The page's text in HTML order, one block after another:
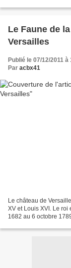
Le Faune de
Versailles
Publié le 07/12/2011 à
Par acbx41
Le château de
XV et Louis XVI. Le roi
1682 au 6 octobre